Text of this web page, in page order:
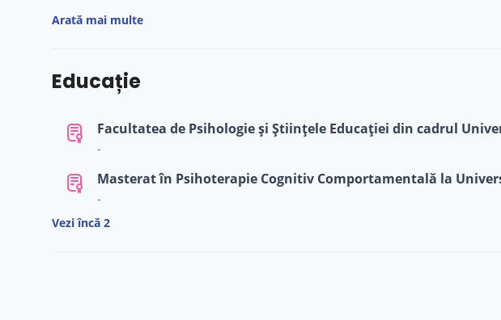
Arată mai multe
Educație
-
-
Vezi încă 2